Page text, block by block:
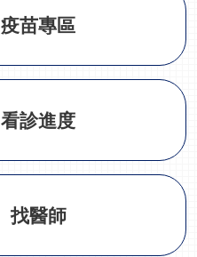
疫苗專區
看診進度
找醫師